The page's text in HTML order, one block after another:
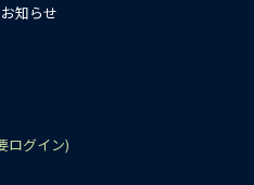
知らせ
ログイン)